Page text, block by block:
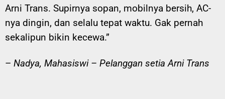
Arni Trans. Supirnya sopan, mobilnya bersih, AC-
nya dingin, dan selalu tepat waktu. Gak pernah
sekalipun bikin kecewa.”
– Nadya, Mahasiswi – Pelanggan setia Arni Trans